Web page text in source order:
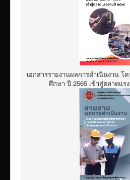
เอกสารรายงานผลการดำเนินงาน โ
ศึกษา ปี 2565 เข้าสู่ตลาดแร